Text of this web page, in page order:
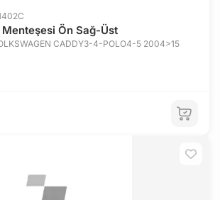
Menteşesi Ön Sağ-Üst
CADDY3-4-POLO4-5 2004>15